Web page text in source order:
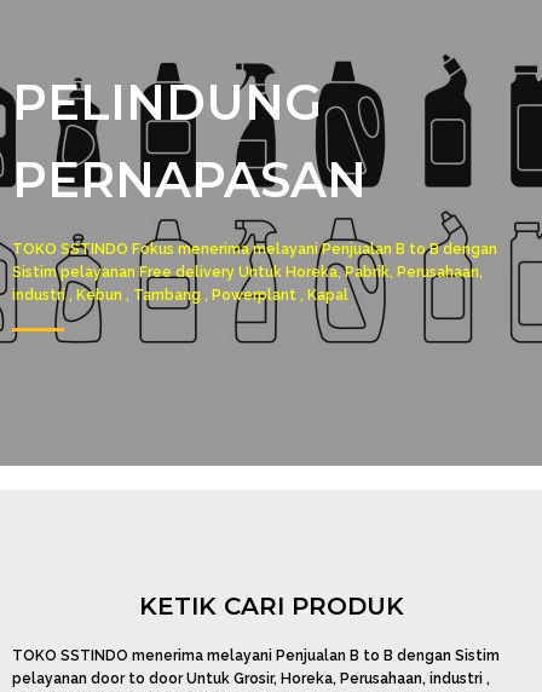
PELINDUNG
PERNAPASAN
TOKO SSTINDO Fokus menerima melayani Penjualan B to B dengan
Sistim pelayanan Free delivery Untuk Horeka, Pabrik, Perusahaan,
industri , Kebun , Tambang , Powerplant , Kapal
KETIK CARI PRODUK
TOKO SSTINDO menerima melayani Penjualan B to B dengan Sistim
pelayanan door to door Untuk Grosir, Horeka, Perusahaan, industri ,